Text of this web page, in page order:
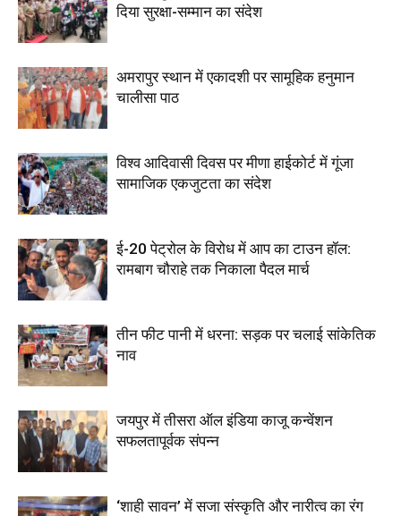
दिया सुरक्षा-सम्मान का संदेश
अमरापुर स्थान में एकादशी पर सामूहिक हनुमान
चालीसा पाठ
विश्व आदिवासी दिवस पर मीणा हाईकोर्ट में गूंजा
सामाजिक एकजुटता का संदेश
ई-20 पेट्रोल के विरोध में आप का टाउन हॉल:
रामबाग चौराहे तक निकाला पैदल मार्च
तीन फीट पानी में धरना: सड़क पर चलाई सांकेतिक
नाव
जयपुर में तीसरा ऑल इंडिया काजू कन्वेंशन
सफलतापूर्वक संपन्न
‘शाही सावन’ में सजा संस्कृति और नारीत्व का रंग